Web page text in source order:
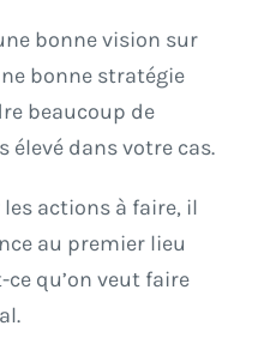
bonne vision sur
bonne stratégie
beaucoup de
élevé dans votre cas.
les actions à faire, il
au premier lieu
qu’on veut faire